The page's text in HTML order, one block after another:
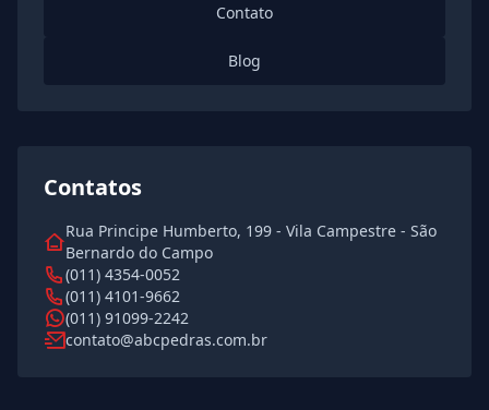
Contato
Blog
Contatos
Rua Principe Humberto, 199 - Vila Campestre - São
Bernardo do Campo
(011) 4354-0052
(011) 4101-9662
(011) 91099-2242
contato@abcpedras.com.br